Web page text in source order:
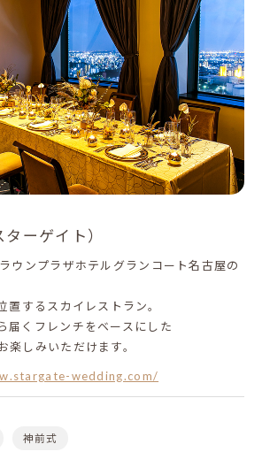
ーゲイト）
ウンプラザホテルグランコート名古屋の
するスカイレストラン。
届くフレンチをベースにした
楽しみいただけます。
wedding.com/
神前式